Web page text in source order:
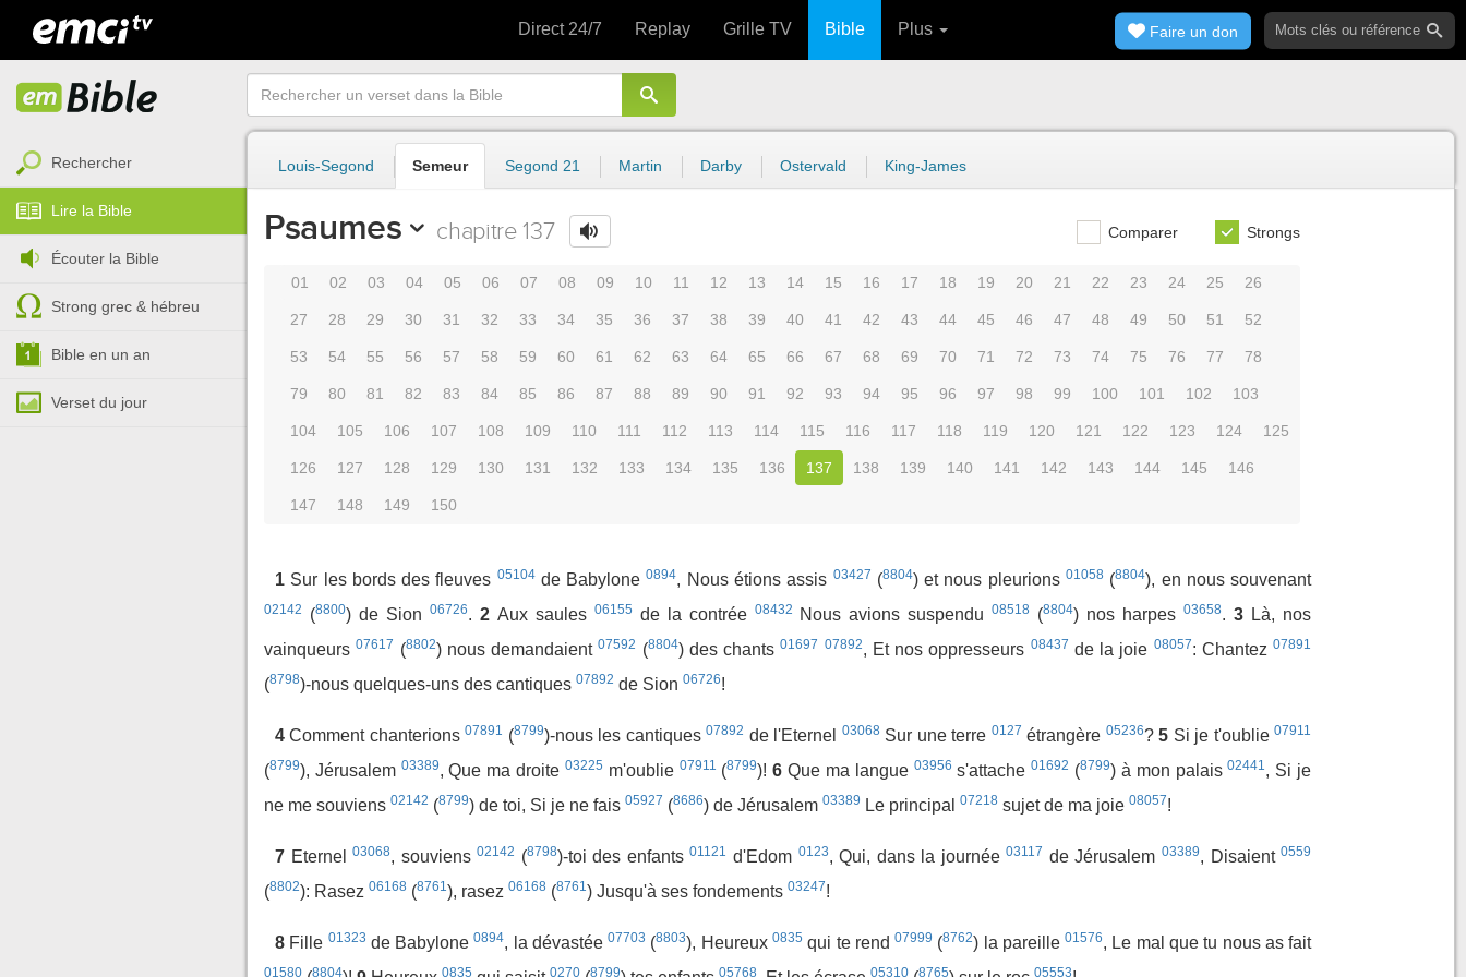
Direct 24/7 Replay Grille TV Bible Plus Faire un don
Rechercher
Lire la Bible
Écouter la Bible
Strong grec & hébreu
Bible en un an
Verset du jour
Louis-Segond Semeur Segond 21 Martin Darby Ostervald King-James
Psaumes chapitre 137 Comparer Strongs
01 02 03 04 05 06 07 08 09 10 11 12 13 14 15 16 17 18 19 20 21 22 23 24 25 26
27 28 29 30 31 32 33 34 35 36 37 38 39 40 41 42 43 44 45 46 47 48 49 50 51 52
53 54 55 56 57 58 59 60 61 62 63 64 65 66 67 68 69 70 71 72 73 74 75 76 77 78
79 80 81 82 83 84 85 86 87 88 89 90 91 92 93 94 95 96 97 98 99 100 101 102 103
104 105 106 107 108 109 110 111 112 113 114 115 116 117 118 119 120 121 122 123 124 125
126 127 128 129 130 131 132 133 134 135 136 137 138 139 140 141 142 143 144 145 146
147 148 149 150
1 Sur les bords des fleuves 05104de Babylone0894, Nous étions assis 03427 (8804) et nous pleurions 01058(8804), en nous souvenant
02142 (8800) de Sion 06726. 2 Aux saules 06155 de la contrée 08432 Nous avions suspendu08518 (8804) nos harpes03658. 3 Là, nos
vainqueurs07617 (8802) nous demandaient07592 (8804) des chants01697 07892, Et nos oppresseurs 08437 de la joie 08057: Chantez 07891
(8798)-nous quelques-uns des cantiques 07892 de Sion 06726!
4 Comment chanterions07891 (8799)-nous les cantiques07892 de l'Eternel 03068Sur une terre 0127 étrangère 05236? 5 Si je t'oublie07911
(8799), Jérusalem 03389, Que ma droite 03225 m'oublie 07911 (8799)! 6 Que ma langue 03956 s'attache01692 (8799) à mon palais02441, Si je
ne me souviens 02142 (8799) de toi, Si je ne fais 05927 (8686) de Jérusalem 03389 Le principal 07218 sujet de ma joie 08057!
7 Eternel03068, souviens02142 (8798)-toi des enfants01121 d'Edom 0123, Qui, dans la journée03117 de Jérusalem 03389, Disaient0559
(8802): Rasez 06168 (8761), rasez 06168 (8761) Jusqu'à ses fondements 03247!
8 Fille 01323 de Babylone0894, la dévastée07703 (8803), Heureux0835 qui te rend07999 (8762) la pareille01576, Le mal que tu nous as fait
01580 8804 0835 0270 8799 05768 05310 8765 05553